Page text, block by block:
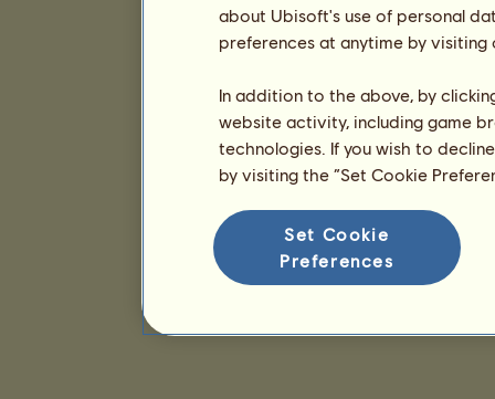
about Ubisoft's use of personal
preferences at anytime by
In addition to the above, by
website activity, including game
technologies. If you wish to
by visiting the “Set Cookie
Set Cookie
Preferences